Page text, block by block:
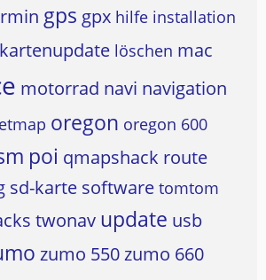
gps gpx hilfe installation
kartenupdate löschen mac
motorrad navi navigation
oregon oregon 600
poi qmapshack route
sd-karte software tomtom
twonav update usb
zumo 550zumo 660